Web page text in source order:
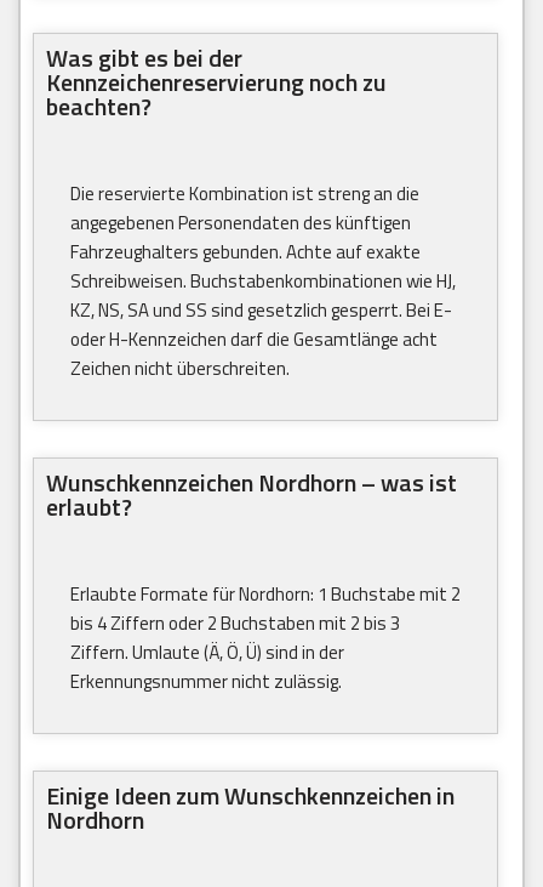
Was gibt es bei der
Kennzeichenreservierung noch zu
beachten?
Die reservierte Kombination ist streng an die
angegebenen Personendaten des künftigen
Fahrzeughalters gebunden. Achte auf exakte
Schreibweisen. Buchstabenkombinationen wie HJ,
KZ, NS, SA und SS sind gesetzlich gesperrt. Bei E-
oder H-Kennzeichen darf die Gesamtlänge acht
Zeichen nicht überschreiten.
Wunschkennzeichen Nordhorn – was ist
erlaubt?
Erlaubte Formate für Nordhorn: 1 Buchstabe mit 2
bis 4 Ziffern oder 2 Buchstaben mit 2 bis 3
Ziffern. Umlaute (Ä, Ö, Ü) sind in der
Erkennungsnummer nicht zulässig.
Einige Ideen zum Wunschkennzeichen in
Nordhorn